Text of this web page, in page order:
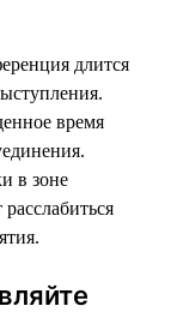
длится
время
в зоне